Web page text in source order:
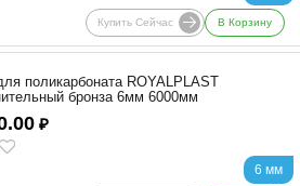
Купить Сейчас В Корзину
6 мм
поликарбоната ROYALPLAST
бронза 6мм 6000мм
₽